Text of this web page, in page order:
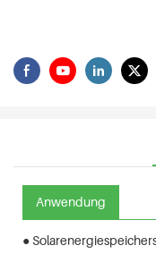
Anwendung
●